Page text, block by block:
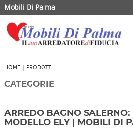
Mobili Di Palma
HOME| PRODOTTI
CATEGORIE
ARREDO BAGNO SALERNO:
MODELLO ELY | MOBILI DI